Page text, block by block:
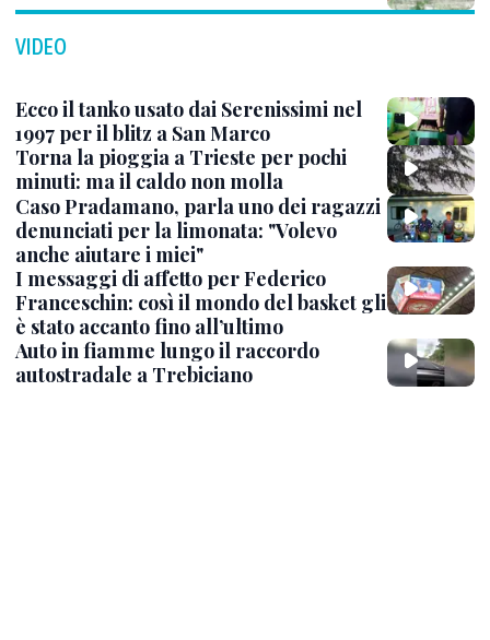
VIDEO
Ecco il tanko usato dai Serenissimi nel
1997 per il blitz a San Marco
Torna la pioggia a Trieste per pochi
minuti: ma il caldo non molla
Caso Pradamano, parla uno dei ragazzi
denunciati per la limonata: "Volevo
anche aiutare i miei"
I messaggi di affetto per Federico
Franceschin: così il mondo del basket gli
è stato accanto fino all’ultimo
Auto in fiamme lungo il raccordo
autostradale a Trebiciano